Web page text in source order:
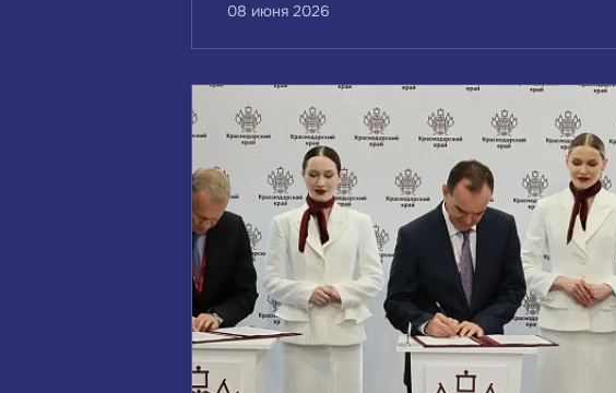
08 июня 2026